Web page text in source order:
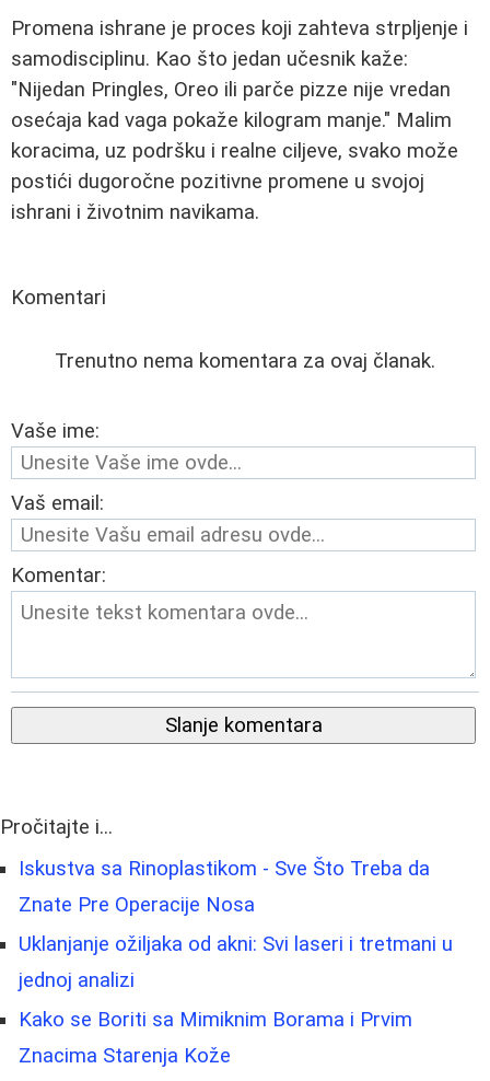
Promena ishrane je proces koji zahteva strpljenje i
samodisciplinu. Kao što jedan učesnik kaže:
"Nijedan Pringles, Oreo ili parče pizze nije vredan
osećaja kad vaga pokaže kilogram manje." Malim
koracima, uz podršku i realne ciljeve, svako može
postići dugoročne pozitivne promene u svojoj
ishrani i životnim navikama.
Komentari
Trenutno nema komentara za ovaj članak.
Vaše ime:
Vaš email:
Komentar:
Slanje komentara
Pročitajte i...
Iskustva sa Rinoplastikom - Sve Što Treba da
Znate Pre Operacije Nosa
Uklanjanje ožiljaka od akni: Svi laseri i tretmani u
jednoj analizi
Kako se Boriti sa Mimiknim Borama i Prvim
Znacima Starenja Kože